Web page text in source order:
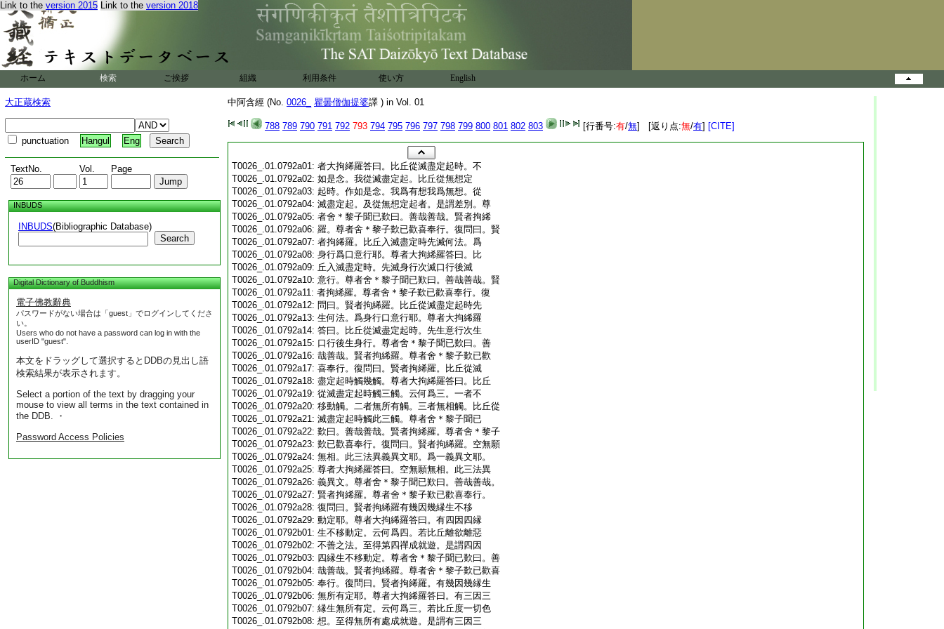
Link to the version 2015 Link to the version 2018
ホーム 検索 ご挨拶 組織 利用条件 使い方 English
大正蔵検索
punctuation Hangul Eng
TextNo. Vol. Page
INBUDS
INBUDS(Bibliographic Database)
Search
Digital Dictionary of Buddhism
電子佛教辭典
パスワードがない場合は「guest」でログインしてくださ
い。
Users who do not have a password can log in with the
userID "guest".
本文をドラッグして選択するとDDBの見出し語
検索結果が表示されます。
Select a portion of the text by dragging your
mouse to view all terms in the text contained in
the DDB. ・
Password Access Policies
中阿含經 (No. 0026_ 瞿曇僧伽提婆譯 ) in Vol. 01
788 789 790 791 792 793 794 795 796 797 798 799 800 801 802 803 [行番号:有/無] [返り点:無/有] [CITE]
T0026_.01.0792a01: 者大拘絺羅答曰。比丘從滅盡定起時。不
T0026_.01.0792a02: 如是念。我從滅盡定起。比丘從無想定
T0026_.01.0792a03: 起時。作如是念。我爲有想我爲無想。從
T0026_.01.0792a04: 滅盡定起。及從無想定起者。是謂差別。尊
T0026_.01.0792a05: 者舍＊黎子聞已歎曰。善哉善哉。賢者拘絺
T0026_.01.0792a06: 羅。尊者舍＊黎子歎已歡喜奉行。復問曰。賢
T0026_.01.0792a07: 者拘絺羅。比丘入滅盡定時先滅何法。爲
T0026_.01.0792a08: 身行爲口意行耶。尊者大拘絺羅答曰。比
T0026_.01.0792a09: 丘入滅盡定時。先滅身行次滅口行後滅
T0026_.01.0792a10: 意行。尊者舍＊黎子聞已歎曰。善哉善哉。賢
T0026_.01.0792a11: 者拘絺羅。尊者舍＊黎子歎已歡喜奉行。復
T0026_.01.0792a12: 問曰。賢者拘絺羅。比丘從滅盡定起時先
T0026_.01.0792a13: 生何法。爲身行口意行耶。尊者大拘絺羅
T0026_.01.0792a14: 答曰。比丘從滅盡定起時。先生意行次生
T0026_.01.0792a15: 口行後生身行。尊者舍＊黎子聞已歎曰。善
T0026_.01.0792a16: 哉善哉。賢者拘絺羅。尊者舍＊黎子歎已歡
T0026_.01.0792a17: 喜奉行。復問曰。賢者拘絺羅。比丘從滅
T0026_.01.0792a18: 盡定起時觸幾觸。尊者大拘絺羅答曰。比丘
T0026_.01.0792a19: 從滅盡定起時觸三觸。云何爲三。一者不
T0026_.01.0792a20: 移動觸。二者無所有觸。三者無相觸。比丘從
T0026_.01.0792a21: 滅盡定起時觸此三觸。尊者舍＊黎子聞已
T0026_.01.0792a22: 歎曰。善哉善哉。賢者拘絺羅。尊者舍＊黎子
T0026_.01.0792a23: 歎已歡喜奉行。復問曰。賢者拘絺羅。空無願
T0026_.01.0792a24: 無相。此三法異義異文耶。爲一義異文耶。
T0026_.01.0792a25: 尊者大拘絺羅答曰。空無願無相。此三法異
T0026_.01.0792a26: 義異文。尊者舍＊黎子聞已歎曰。善哉善哉。
T0026_.01.0792a27: 賢者拘絺羅。尊者舍＊黎子歎已歡喜奉行。
T0026_.01.0792a28: 復問曰。賢者拘絺羅有幾因幾縁生不移
T0026_.01.0792a29: 動定耶。尊者大拘絺羅答曰。有四因四縁
T0026_.01.0792b01: 生不移動定。云何爲四。若比丘離欲離惡
T0026_.01.0792b02: 不善之法。至得第四禪成就遊。是謂四因
T0026_.01.0792b03: 四縁生不移動定。尊者舍＊黎子聞已歎曰。善
T0026_.01.0792b04: 哉善哉。賢者拘絺羅。尊者舍＊黎子歎已歡喜
T0026_.01.0792b05: 奉行。復問曰。賢者拘絺羅。有幾因幾縁生
T0026_.01.0792b06: 無所有定耶。尊者大拘絺羅答曰。有三因三
T0026_.01.0792b07: 縁生無所有定。云何爲三。若比丘度一切色
T0026_.01.0792b08: 想。至得無所有處成就遊。是謂有三因三